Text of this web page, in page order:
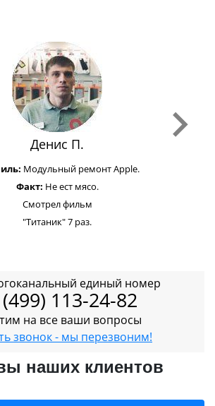
Денис П.
Модульный ремонт Apple.
Факт: Не ест мясо.
Смотрел фильм
"Титаник" 7 раз.
единый номер
113-24-82
на все ваши вопросы
звонок - мы перезвоним!
наших клиентов